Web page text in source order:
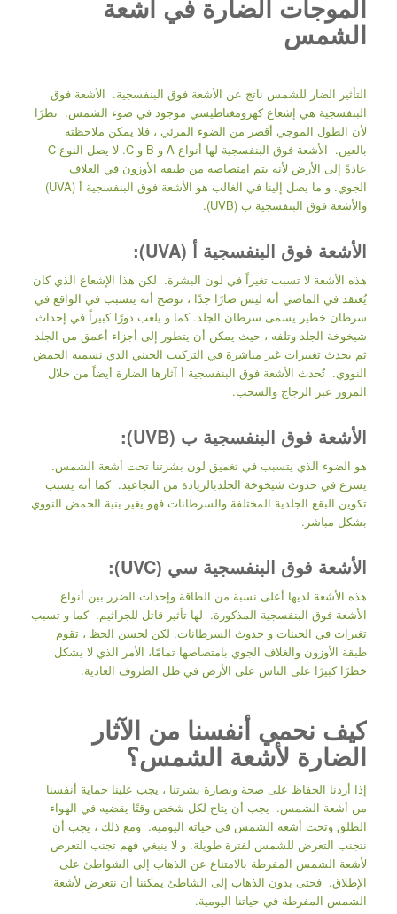
الموجات الضارة في أشعة
الشمس
التأثير الضار للشمس ناتج عن الأشعة فوق البنفسجية. الأشعة فوق
البنفسجية هي إشعاع كهرومغناطيسي موجود في ضوء الشمس. نظرًا
لأن الطول الموجي أقصر من الضوء المرئي ، فلا يمكن ملاحظته
بالعين. الأشعة فوق البنفسجية لها أنواع A و B و C. لا يصل النوع C
عادةً إلى الأرض لأنه يتم امتصاصه من طبقة الأوزون في الغلاف
الجوي. و ما يصل إلينا في الغالب هو الأشعة فوق البنفسجية أ (UVA)
والأشعة فوق البنفسجية ب (UVB).
الأشعة فوق البنفسجية أ (UVA):
هذه الأشعة لا تسبب تغيراً في لون البشرة. لكن هذا الإشعاع الذي كان
يُعتقد في الماضي أنه ليس ضارًا جدًا ، توضح أنه يتسبب في الواقع في
سرطان خطير يسمى سرطان الجلد. كما و يلعب دورًا كبيراً في إحداث
شيخوخة الجلد وتلفه ، حيث يمكن أن يتطور إلى أجزاء أعمق من الجلد
ثم يحدث تغييرات غير مباشرة في التركيب الجيني الذي نسميه الحمض
النووي. تُحدث الأشعة فوق البنفسجية أ آثارها الضارة أيضاً من خلال
المرور عبر الزجاج والسحب.
الأشعة فوق البنفسجية ب (UVB):
هو الضوء الذي يتسبب في تغميق لون بشرتنا تحت أشعة الشمس.
يسرع في حدوث شيخوخة الجلدبالزيادة من التجاعيد. كما أنه يسبب
تكوين البقع الجلدية المختلفة والسرطانات فهو يغير بنية الحمض النووي
بشكل مباشر.
الأشعة فوق البنفسجية سي (UVC):
هذه الأشعة لديها أعلى نسبة من الطاقة وإحداث الضرر بين أنواع
الأشعة فوق البنفسجية المذكورة. لها تأثير قاتل للجراثيم. كما و تسبب
تغيرات في الجينات و حدوث السرطانات. لكن لحسن الحظ ، تقوم
طبقة الأوزون والغلاف الجوي بامتصاصها تمامًا، الأمر الذي لا يشكل
خطرًا كبيرًا على الناس على الأرض في ظل الظروف العادية.
كيف نحمي أنفسنا من الآثار
الضارة لأشعة الشمس؟
إذا أردنا الحفاظ على صحة ونضارة بشرتنا ، يجب علينا حماية أنفسنا
من أشعة الشمس. يجب أن يتاح لكل شخص وقتًا يقضيه في الهواء
الطلق وتحت أشعة الشمس في حياته اليومية. ومع ذلك ، يجب أن
نتجنب التعرض للشمس لفترة طويلة. و لا ينبغي فهم تجنب التعرض
لأشعة الشمس المفرطة بالامتناع عن الذهاب إلى الشواطئ على
الإطلاق. فحتى بدون الذهاب إلى الشاطئ يمكننا أن نتعرض لأشعة
الشمس المفرطة في حياتنا اليومية.